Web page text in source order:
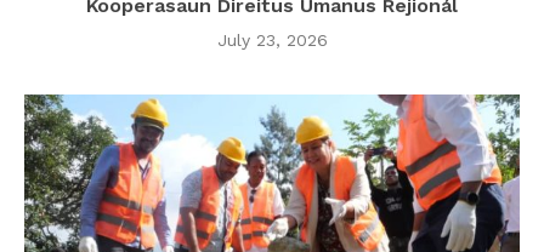
Kooperasaun Direitus Umanus Rejionál
July 23, 2026